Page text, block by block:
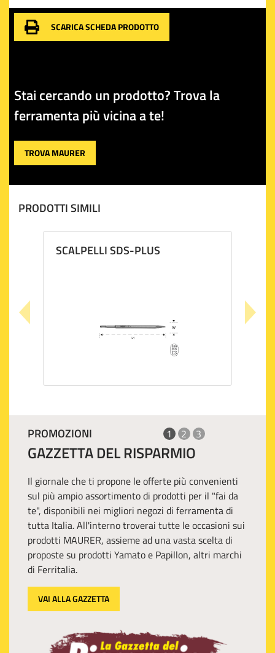
SCARICA SCHEDA PRODOTTO
Stai cercando un prodotto? Trova la
ferramenta più vicina a te!
TROVA MAURER
PRODOTTI SIMILI
SCALPELLI SDS-PLUS
PROMOZIONI 1 2 3
GAZZETTA DEL RISPARMIO
Il giornale che ti propone le offerte più convenienti
sul più ampio assortimento di prodotti per il "fai da
te", disponibili nei migliori negozi di ferramenta di
tutta Italia. All'interno troverai tutte le occasioni sui
prodotti MAURER, assieme ad una vasta scelta di
proposte su prodotti Yamato e Papillon, altri marchi
di Ferritalia.
VAI ALLA GAZZETTA